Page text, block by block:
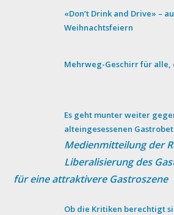
«Don’t Drink and Drive» –
Weihnachtsfeiern
Mehrweg-Geschirr für alle,
Es geht munter weiter
alteingesessenen
Medienmitteilung der
Liberalisierung des
für eine attraktivere Gastroszene
Ob die Kritiken berechtigt